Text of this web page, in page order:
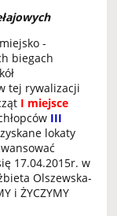
-
biegach
tej rywalizacji
I miejsce
III
lokaty
17.04.2015r. w
Olszewska-
i ŻYCZYMY